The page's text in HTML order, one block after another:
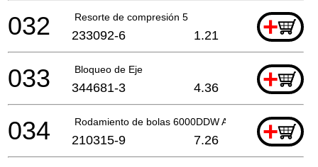
Resorte de compresión 5 +
032 233092-6 1.21
Bloqueo de Eje +
033 344681-3 4.36
Rodamiento de bolas 6000DDW A +
034 210315-9 7.26